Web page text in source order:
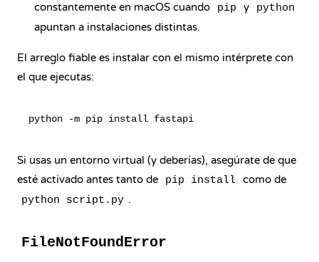
constantemente en macOS cuando
pip y python
apuntan a instalaciones distintas.
El arreglo fiable es instalar con el mismo intérprete con
el que ejecutas:
Si usas un entorno virtual (y deberías), asegúrate de que
esté activado antes tanto de
pip install como de
python script.py .
FileNotFoundError